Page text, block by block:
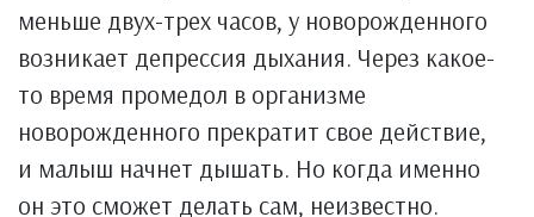
меньше двух-трех часов, у новорожденного
возникает депрессия дыхания. Через какое-
то время промедол в организме
новорожденного прекратит свое действие,
и малыш начнет дышать. Но когда именно
он это сможет делать сам, неизвестно.